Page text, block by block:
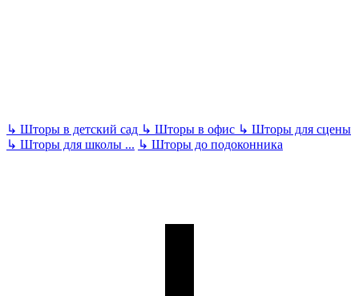
↳ Шторы в детский сад ↳ Шторы в офис ↳ Шторы для сцены
↳ Шторы для школы ... ↳ Шторы до подоконника